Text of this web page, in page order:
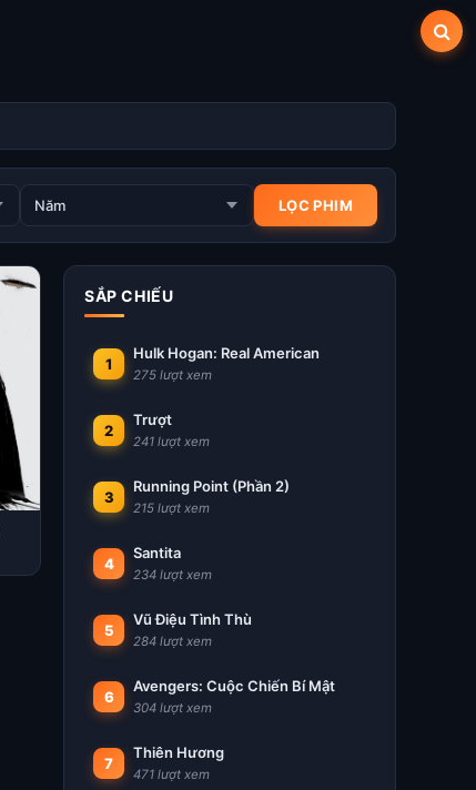
SẮP CHIẾU
1
Hulk Hogan: Real American
275 lượt xem
2
Trượt
241 lượt xem
3
Running Point (Phần 2)
215 lượt xem
4
Santita
234 lượt xem
5
Vũ Điệu Tình Thù
284 lượt xem
6
Avengers: Cuộc Chiến Bí Mật
304 lượt xem
7
Thiên Hương
471 lượt xem